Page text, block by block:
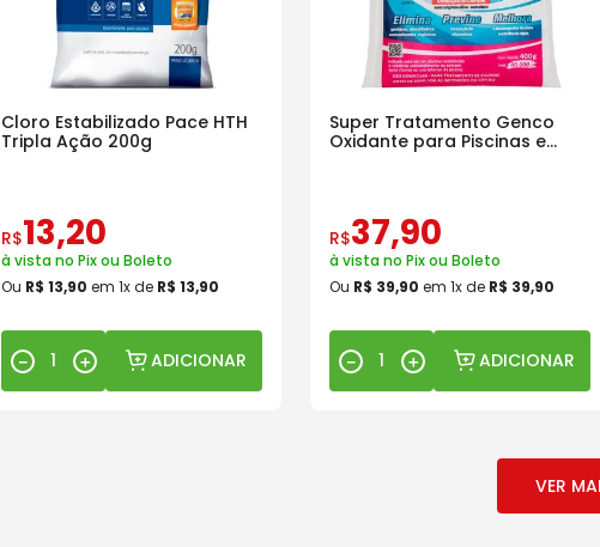
Cloro Estabilizado Pace HTH
Tripla Ação 200g
R$13,20
à vista no Pix ou Boleto
Ou R$ 13,90 em 1x de R$ 13,90
＋
－ ADICIONAR
Super Tratamento Genco
Oxidante para Piscinas e
Spas 400g
R$37,90
à vista no Pix ou Boleto
Ou R$ 39,90 em 1x de R$ 39,90
＋
－ ADICIONAR